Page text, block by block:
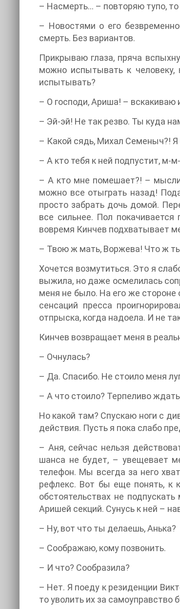
– Насмерть… – повторяю тупо, то
– Новостями о его
смерть. Без вариантов.
Прикрываю глаза, пряча
можно испытывать к
испытывать?
– О господи, Ариша! –
– Эй-эй! Не так резво. Ты куда
– Какой сядь, Михал Семеныч?!
– А кто тебя к ней подпустит, м-
– А кто мне помешает?! – мысли
можно все отыграть назад!
просто забрать дочь домой.
все сильнее. Пол
вовремя Кинчев подхватывает
– Твою ж мать, Воржева! Что ж ты
Хочется возмутиться. Это я
выжила, но даже осмелилась
меня не было. На его же стороне
сенсаций пресса
отпрыска, когда надоела. И не
Кинчев возвращает меня в
– Очнулась?
– Да. Спасибо. Не стоило меня
– А что стоило? Терпеливо
Но какой там? Спускаю ноги с
действия. Пусть я пока слабо
– Аня, сейчас нельзя
шанса не будет, – увещевает
телефон. Мы всегда за него
рефлекс. Вот бы еще понять, к
обстоятельствах не
Аришей секций. Сунусь к ней –
– Ну, вот что ты делаешь, Анька?
– Соображаю, кому позвонить.
– И что? Сообразила?
– Нет. Я поеду к резиденции
то уволить их за